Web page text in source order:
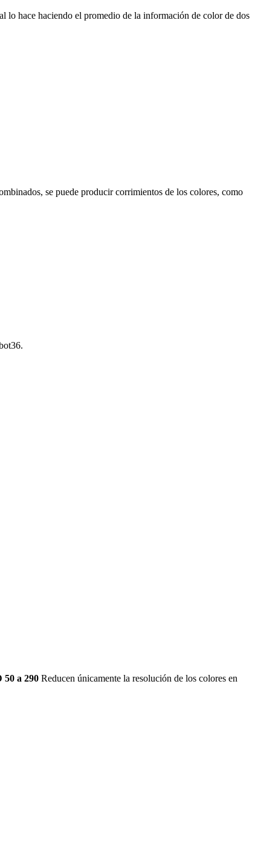
lo hace haciendo el promedio de la información de color de dos
se puede producir corrimientos de los colores, como
50 a 290 Reducen únicamente la resolución de los colores en